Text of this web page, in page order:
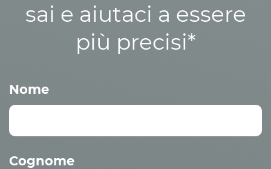
sai e aiutaci a essere
più precisi*
Nome
Cognome